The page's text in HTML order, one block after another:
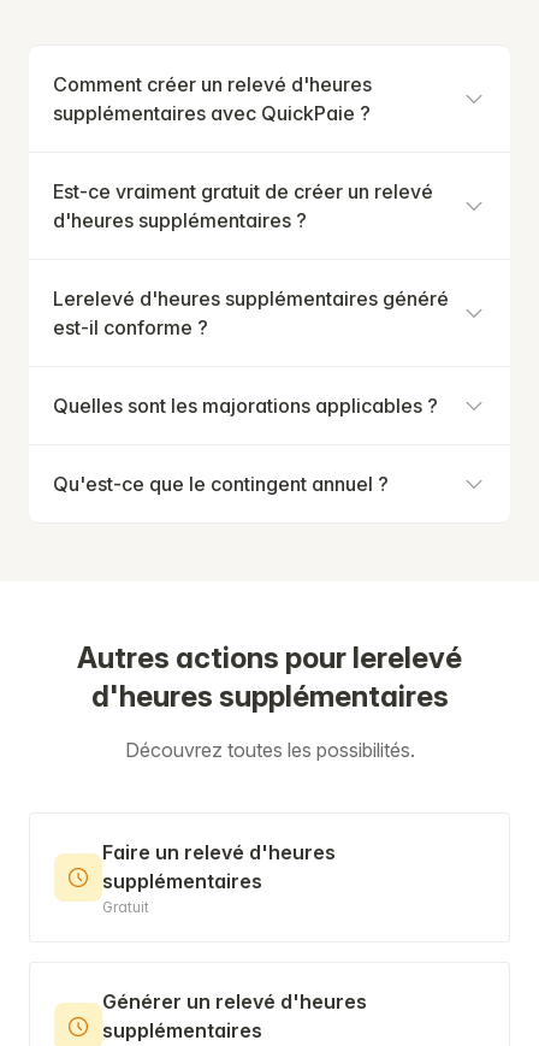
Comment créer un relevé d'heures
supplémentaires avec QuickPaie ?
Est-ce vraiment gratuit de créer un relevé
d'heures supplémentaires ?
Lerelevé d'heures supplémentaires généré
est-il conforme ?
Quelles sont les majorations applicables ?
Qu'est-ce que le contingent annuel ?
Autres actions pour lerelevé
d'heures supplémentaires
Découvrez toutes les possibilités.
Faire un relevé d'heures
supplémentaires
Gratuit
Générer un relevé d'heures
supplémentaires